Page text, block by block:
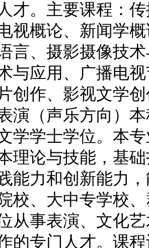
才。主要课程：
视概论、新闻学
言、摄影摄像技
与应用、广播电
创作、影视文学
（声乐方向）本
学学士学位。本
理论与技能，基
能力和创新能力
校、大中专学校
从事表演、文化
的专门人才。课